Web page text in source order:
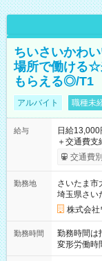
ちいさいかわ
場所で働ける☆
もらえる◎/T1
アルバイト 職種未
給与
日給13,000
＋交通費支給 ★交通費全額支給！ ┗案件により規定あ
いOK！（
ンビニATMか
交通費
勤務地
さいたま市
埼玉県さい
株式会社
勤務時間
勤務時間は
変形労働時間制
～21：00